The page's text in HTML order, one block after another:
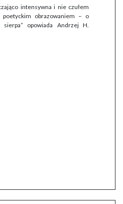
intensywna i nie czułem
poetyckim obrazowaniem – o
opowiada Andrzej H.